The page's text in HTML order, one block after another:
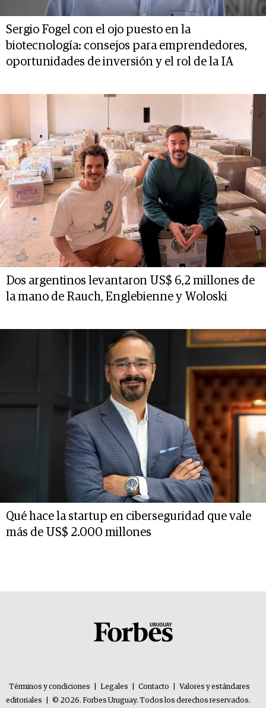
Sergio Fogel con el ojo puesto en la
biotecnología: consejos para emprendedores,
oportunidades de inversión y el rol de la IA
Dos argentinos levantaron US$ 6,2 millones de
la mano de Rauch, Englebienne y Woloski
Qué hace la startup en ciberseguridad que vale
más de US$ 2.000 millones
Términos y condiciones Legales Contacto
Valores y estándares
editoriales
© 2026. Forbes Uruguay. Todos los derechos reservados.